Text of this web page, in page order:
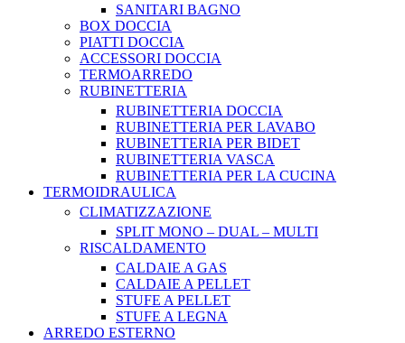
SANITARI BAGNO
BOX DOCCIA
PIATTI DOCCIA
ACCESSORI DOCCIA
TERMOARREDO
RUBINETTERIA
RUBINETTERIA DOCCIA
RUBINETTERIA PER LAVABO
RUBINETTERIA PER BIDET
RUBINETTERIA VASCA
RUBINETTERIA PER LA CUCINA
TERMOIDRAULICA
CLIMATIZZAZIONE
SPLIT MONO – DUAL – MULTI
RISCALDAMENTO
CALDAIE A GAS
CALDAIE A PELLET
STUFE A PELLET
STUFE A LEGNA
ARREDO ESTERNO